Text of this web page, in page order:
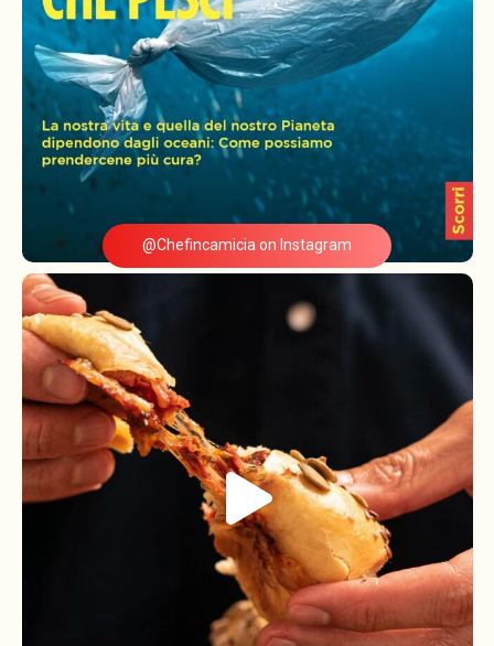
@Chefincamicia on Instagram